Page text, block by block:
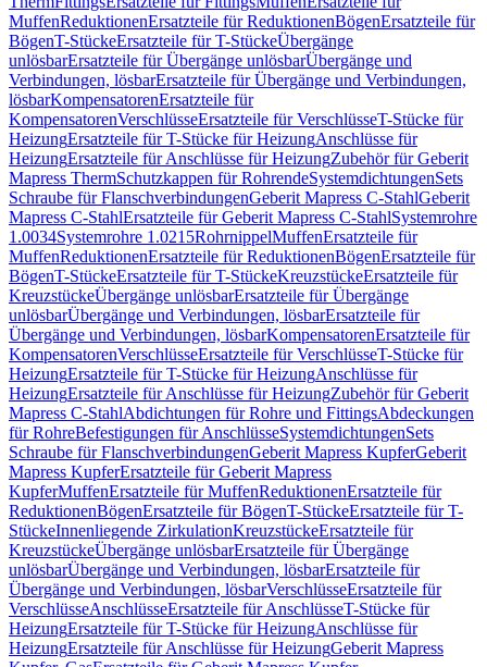
MuffenReduktionenErsatzteile für ReduktionenBögenErsatzteile für
BögenT-StückeErsatzteile für T-StückeÜbergänge
unlösbarErsatzteile für Übergänge unlösbarÜbergänge und
Verbindungen, lösbarErsatzteile für Übergänge und Verbindungen,
lösbarKompensatorenErsatzteile für
KompensatorenVerschlüsseErsatzteile für VerschlüsseT-Stücke für
HeizungErsatzteile für T-Stücke für HeizungAnschlüsse für
HeizungErsatzteile für Anschlüsse für HeizungZubehör für Geberit
Mapress ThermSchutzkappen für RohrendeSystemdichtungenSets
Schraube für FlanschverbindungenGeberit Mapress C-StahlGeberit
Mapress C-StahlErsatzteile für Geberit Mapress C-StahlSystemrohre
1.0034Systemrohre 1.0215RohrnippelMuffenErsatzteile für
MuffenReduktionenErsatzteile für ReduktionenBögenErsatzteile für
BögenT-StückeErsatzteile für T-StückeKreuzstückeErsatzteile für
KreuzstückeÜbergänge unlösbarErsatzteile für Übergänge
unlösbarÜbergänge und Verbindungen, lösbarErsatzteile für
Übergänge und Verbindungen, lösbarKompensatorenErsatzteile für
KompensatorenVerschlüsseErsatzteile für VerschlüsseT-Stücke für
HeizungErsatzteile für T-Stücke für HeizungAnschlüsse für
HeizungErsatzteile für Anschlüsse für HeizungZubehör für Geberit
Mapress C-StahlAbdichtungen für Rohre und FittingsAbdeckungen
für RohreBefestigungen für AnschlüsseSystemdichtungenSets
Schraube für FlanschverbindungenGeberit Mapress KupferGeberit
Mapress KupferErsatzteile für Geberit Mapress
KupferMuffenErsatzteile für MuffenReduktionenErsatzteile für
ReduktionenBögenErsatzteile für BögenT-StückeErsatzteile für T-
StückeInnenliegende ZirkulationKreuzstückeErsatzteile für
KreuzstückeÜbergänge unlösbarErsatzteile für Übergänge
unlösbarÜbergänge und Verbindungen, lösbarErsatzteile für
Übergänge und Verbindungen, lösbarVerschlüsseErsatzteile für
VerschlüsseAnschlüsseErsatzteile für AnschlüsseT-Stücke für
HeizungErsatzteile für T-Stücke für HeizungAnschlüsse für
HeizungErsatzteile für Anschlüsse für HeizungGeberit Mapress